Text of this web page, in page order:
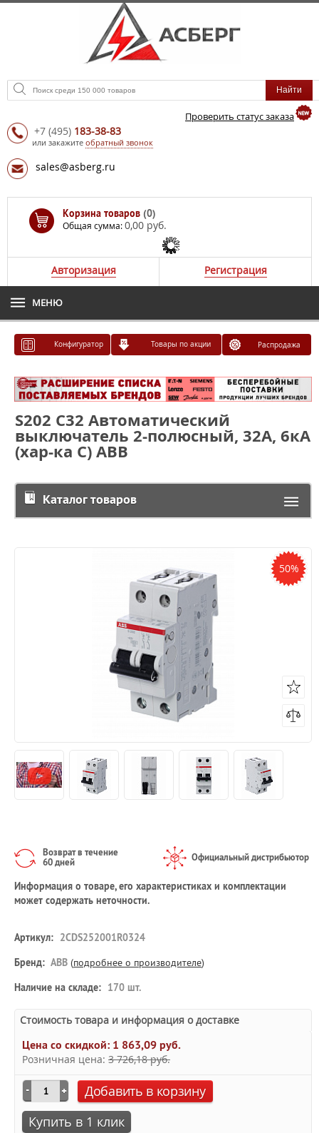
Проверить статус заказа
+7 (495) 183-38-83
или закажите обратный звонок
sales@asberg.ru
Корзина товаров (0)
Общая сумма:0,00 руб.
Авторизация Регистрация
МЕНЮ
Конфигуратор Товары по акции Распродажа
S202 C32 Автоматический
выключатель 2-полюсный, 32А, 6кА
(хар-ка C) ABB
Каталог товаров
50%
Возврат в течение
60 дней
Официальный дистрибьютор
Информация о товаре, его характеристиках и комплектации
может содержать неточности.
Артикул: 2CDS252001R0324
Бренд: ABB (подробнее о производителе)
Наличие на складе: 170 шт.
Стоимость товара и информация о доставке
Цена со скидкой: 1 863,09 руб.
Розничная цена: 3 726,18 руб.
Добавить в корзину
Купить в 1 клик